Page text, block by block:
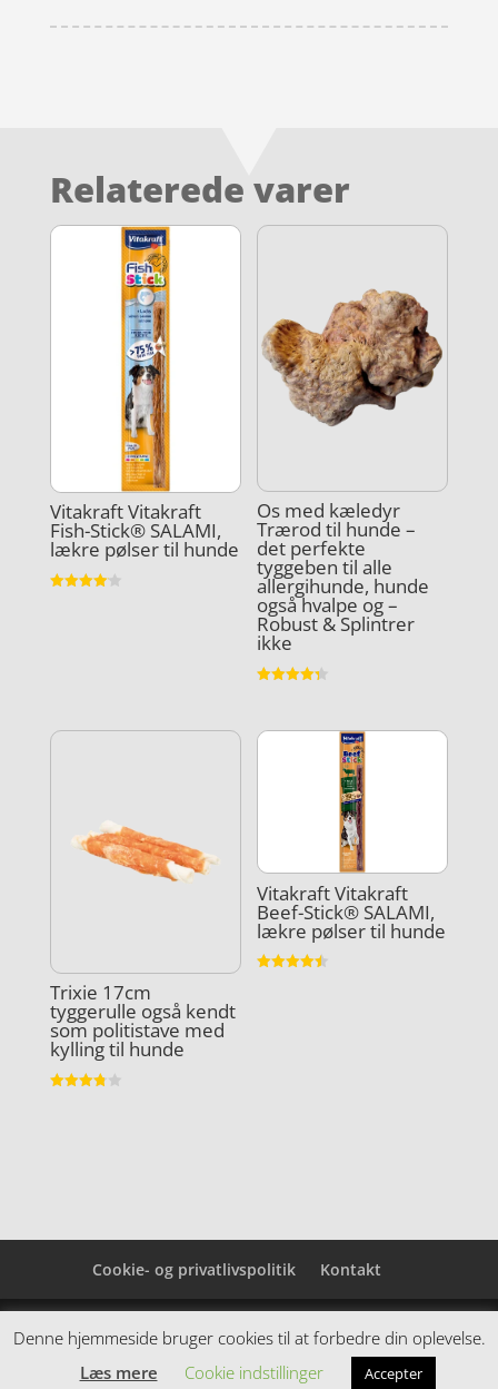
Relaterede varer
Vitakraft Vitakraft
Fish-Stick® SALAMI,
lækre pølser til hunde
Os med kæledyr
Trærod til hunde –
det perfekte
tyggeben til alle
allergihunde, hunde
også hvalpe og –
Robust & Splintrer
ikke
Trixie 17cm
tyggerulle også kendt
som politistave med
kylling til hunde
Vitakraft Vitakraft
Beef-Stick® SALAMI,
lækre pølser til hunde
Cookie- og privatlivspolitik Kontakt
Denne hjemmeside samler et bredt udvalg af
spændende varer. Siden er et affiiliatesite, og nogle
links kan være affiliatelinks.
Denne hjemmeside bruger cookies til at forbedre din oplevelse.
Læs mere
Cookie indstillinger Accepter